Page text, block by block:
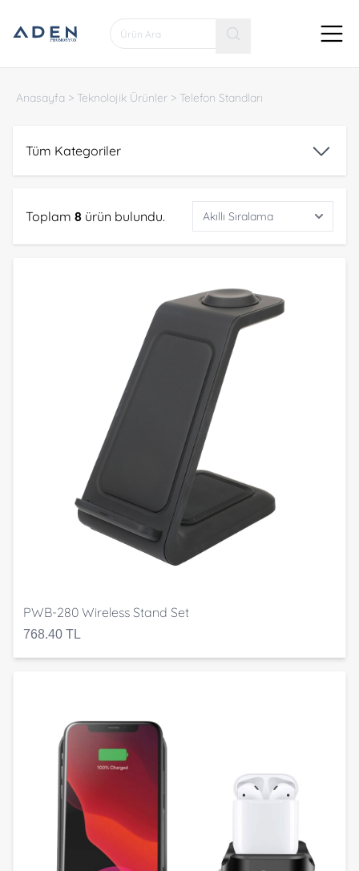
Anasayfa > Teknolojik Ürünler > Telefon Standları
Tüm Kategoriler
Toplam 8 ürün bulundu.
PWB-280 Wireless Stand Set
768.40 TL